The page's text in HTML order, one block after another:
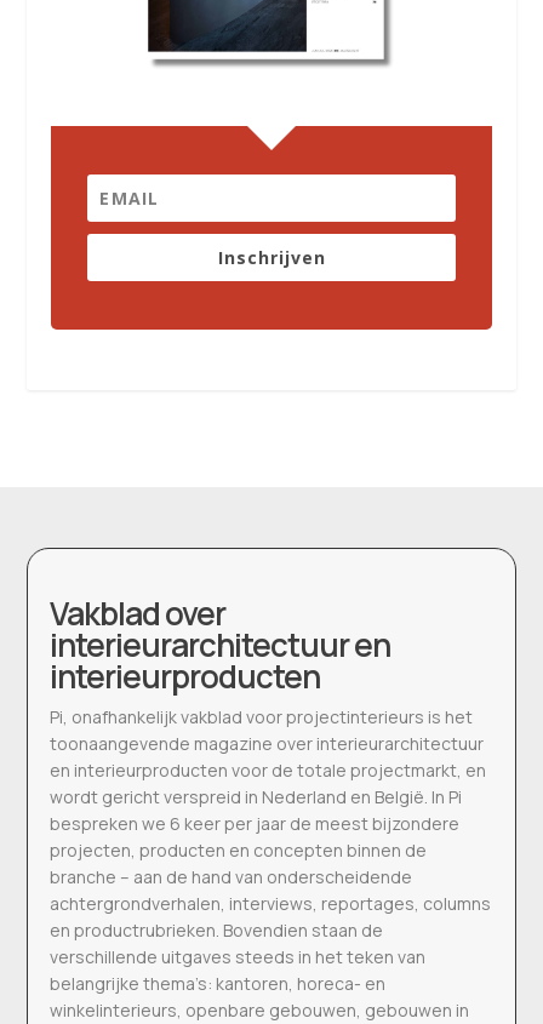
Inschrijven
Vakblad over
interieurarchitectuur en
interieurproducten
Pi, onafhankelijk vakblad voor projectinterieurs is het
toonaangevende magazine over interieurarchitectuur
en interieurproducten voor de totale projectmarkt, en
wordt gericht verspreid in Nederland en België. In Pi
bespreken we 6 keer per jaar de meest bijzondere
projecten, producten en concepten binnen de
branche – aan de hand van onderscheidende
achtergrondverhalen, interviews, reportages, columns
en productrubrieken. Bovendien staan de
verschillende uitgaves steeds in het teken van
belangrijke thema’s: kantoren, horeca- en
winkelinterieurs, openbare gebouwen, gebouwen in